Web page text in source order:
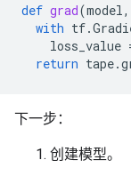
def grad(model,
with tf.
loss_value
return tape.
下一步：
创建模型。